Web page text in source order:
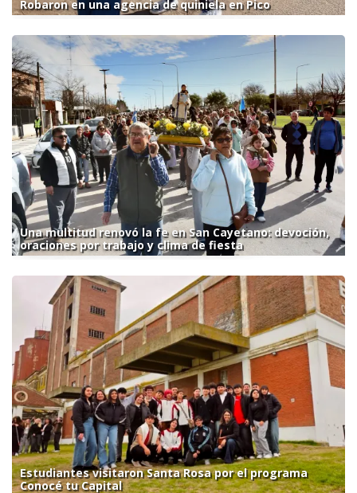
Robaron en una agencia de quiniela en Pico
Una multitud renovó la fe en San Cayetano: devoción,
oraciones por trabajo y clima de fiesta
Estudiantes visitaron Santa Rosa por el programa
Conocé tu Capital